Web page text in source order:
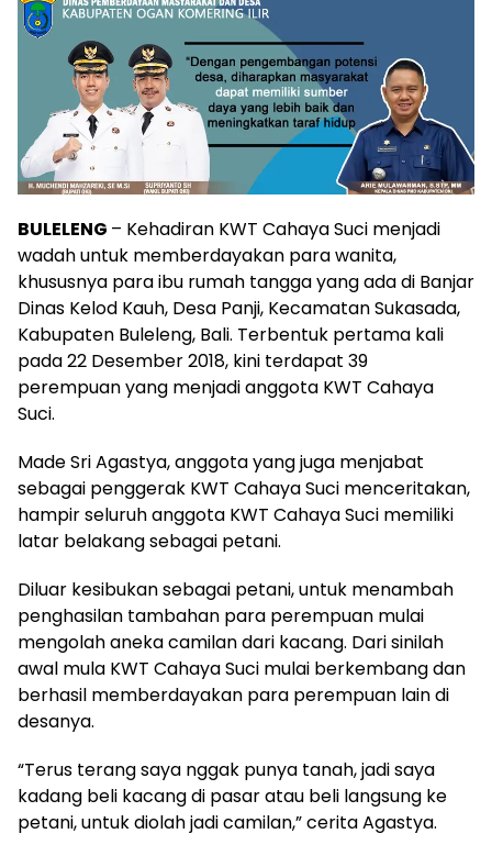
BULELENG – Kehadiran KWT Cahaya Suci menjadi
wadah untuk memberdayakan para wanita,
khususnya para ibu rumah tangga yang ada di Banjar
Dinas Kelod Kauh, Desa Panji, Kecamatan Sukasada,
Kabupaten Buleleng, Bali. Terbentuk pertama kali
pada 22 Desember 2018, kini terdapat 39
perempuan yang menjadi anggota KWT Cahaya
Suci.
Made Sri Agastya, anggota yang juga menjabat
sebagai penggerak KWT Cahaya Suci menceritakan,
hampir seluruh anggota KWT Cahaya Suci memiliki
latar belakang sebagai petani.
Diluar kesibukan sebagai petani, untuk menambah
penghasilan tambahan para perempuan mulai
mengolah aneka camilan dari kacang. Dari sinilah
awal mula KWT Cahaya Suci mulai berkembang dan
berhasil memberdayakan para perempuan lain di
desanya.
“Terus terang saya nggak punya tanah, jadi saya
kadang beli kacang di pasar atau beli langsung ke
petani, untuk diolah jadi camilan,” cerita Agastya.